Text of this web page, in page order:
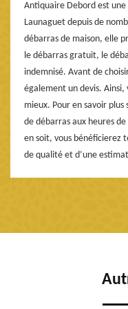
Antiquaire Debord est
Launaguet depuis de
débarras de maison, elle
le débarras gratuit, le
indemnisé. Avant de
également un devis. Ainsi,
mieux. Pour en savoir
de débarras aux heures
en soit, vous bénéficierez
de qualité et d’une